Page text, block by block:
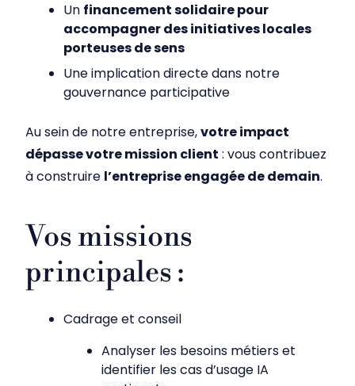
Un financement solidaire pour
accompagner des initiatives locales
porteuses de sens
Une implication directe dans notre
gouvernance participative
Au sein de notre entreprise,votre impact
dépasse votre mission client : vous contribuez
à construire l’entreprise engagée de demain.
Vos missions
principales :
Cadrage et conseil
Analyser les besoins métiers et
identifier les cas d’usage IA